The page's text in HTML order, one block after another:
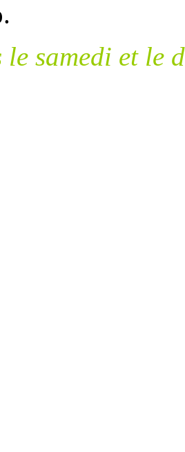
le samedi et le